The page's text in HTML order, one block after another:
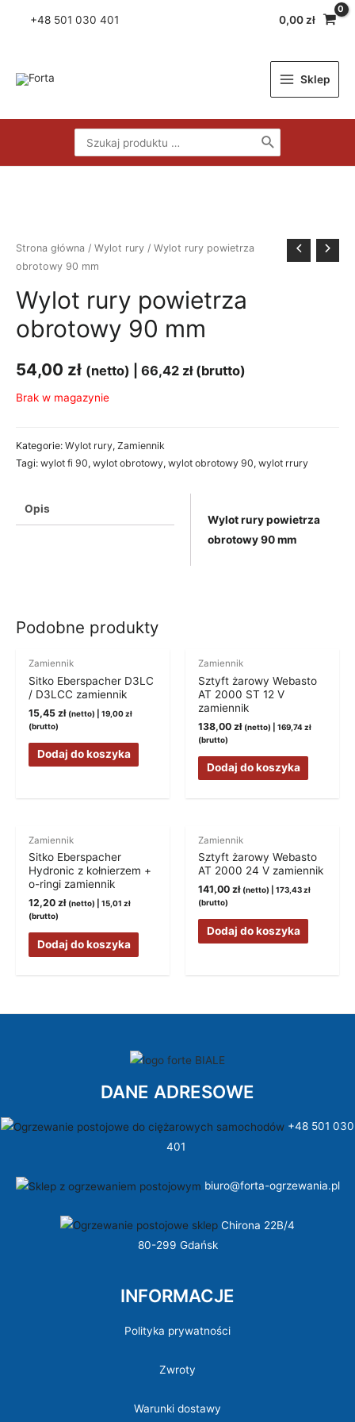
+48 501 030 401 0,00 zł
Menu
Sklep
for:
Strona główna / Wylot rury / Wylot rury powietrza
obrotowy 90 mm
Wylot rury powietrza
obrotowy 90 mm
54,00 zł (netto) | 66,42 zł(brutto)
Brak w magazynie
Kategorie: Wylot rury, Zamiennik
Tagi: wylot fi 90, wylot obrotowy, wylot obrotowy 90, wylot rrury
Opis
Wylot rury powietrza
obrotowy 90 mm
Podobne produkty
Zamiennik
Sitko Eberspacher D3LC
/ D3LCC zamiennik
15,45zł (netto) |19,00zł
(brutto)
Dodaj do koszyka
Zamiennik
Sztyft żarowy Webasto
AT 2000 ST 12 V
zamiennik
138,00zł (netto) |169,74zł
(brutto)
Dodaj do koszyka
Zamiennik
Sitko Eberspacher
Hydronic z kołnierzem +
o-ringi zamiennik
12,20zł (netto) |15,01zł
(brutto)
Dodaj do koszyka
Zamiennik
Sztyft żarowy Webasto
AT 2000 24 V zamiennik
141,00zł (netto) |173,43zł
(brutto)
Dodaj do koszyka
DANE ADRESOWE
+48 501 030
401
biuro@forta-ogrzewania.pl
Chirona 22B/4
80-299 Gdańsk
INFORMACJE
Polityka prywatności
Zwroty
Warunki dostawy